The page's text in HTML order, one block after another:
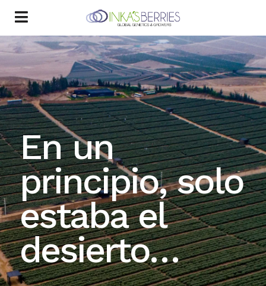
En un
principio, solo
estaba el
desierto…